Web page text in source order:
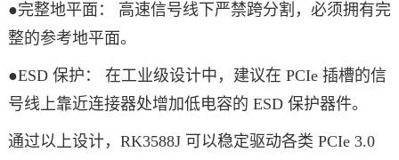
●完整地平面： 高速信号线下严禁跨分割，必须拥有完
整的参考地平面。
●ESD 保护： 在工业级设计中，建议在 PCIe 插槽的信
号线上靠近连接器处增加低电容的 ESD 保护器件。
通过以上设计，RK3588J 可以稳定驱动各类 PCIe 3.0